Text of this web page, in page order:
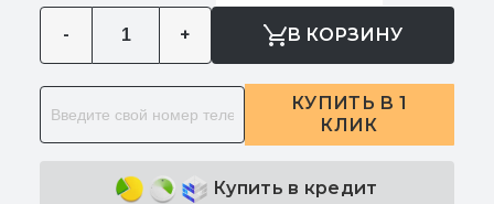
- + В КОРЗИНУ
КУПИТЬ В 1
КЛИК
Купить в кредит